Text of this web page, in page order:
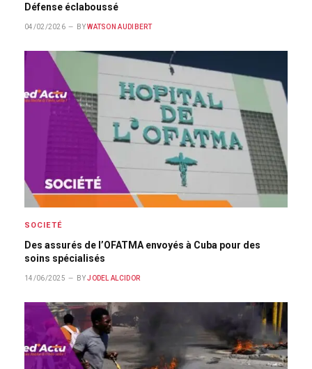
Défense éclaboussé
04/02/2026 BY WATSON AUDIBERT
SOCIETÉ
Des assurés de l’OFATMA envoyés à Cuba pour des
soins spécialisés
14/06/2025 BY JODEL ALCIDOR